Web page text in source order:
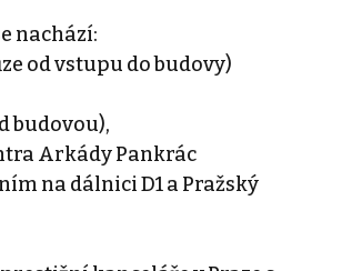
nachází:
od vstupu do budovy)
budovou),
Arkády Pankrác
na dálnici D1 a Pražský